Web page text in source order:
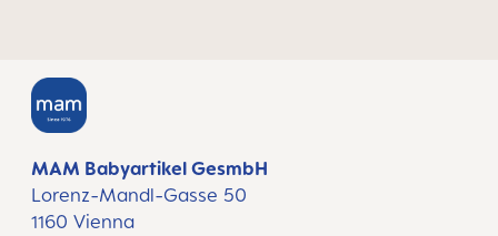
MAM Babyartikel GesmbH
Lorenz-Mandl-Gasse 50
1160 Vienna